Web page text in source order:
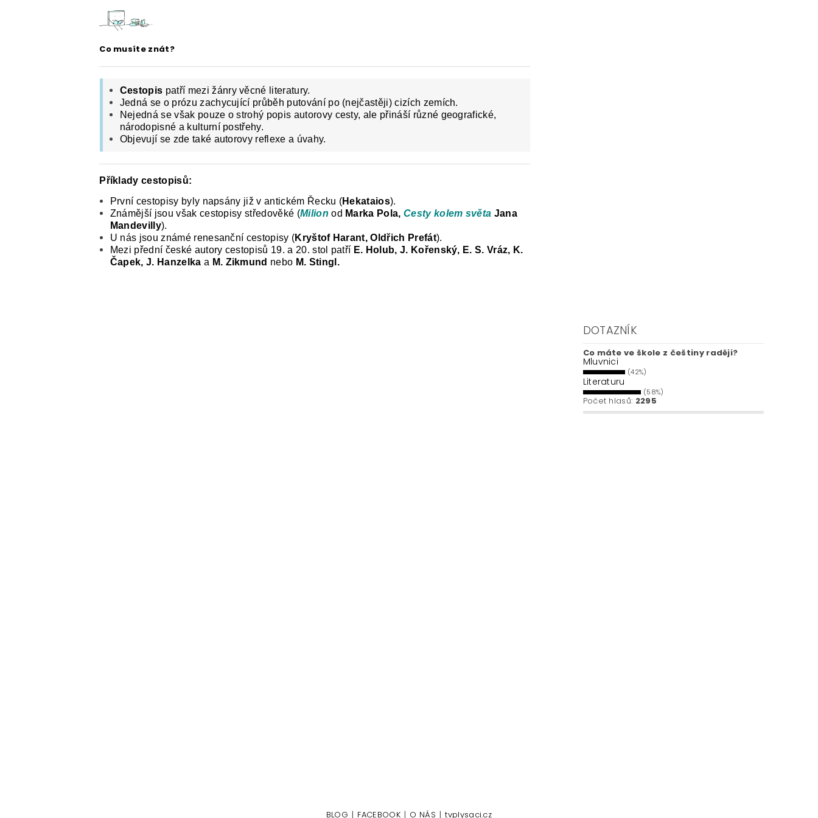
E-SHOP: UČEBNÍ MATERIÁLY K OPAKOVÁNÍ UČIVA ZÁKLADNÍ ŠKOLY
O NAŠICH STRÁNKÁCH
Co musíte znát?
Cestopis patří mezi žánry věcné literatury.
Jedná se o prózu zachycující průběh putování po (nejčastěji) cizích zemích.
Nejedná se však pouze o strohý popis autorovy cesty, ale přináší různé geografické,
národopisné a kulturní postřehy.
Objevují se zde také autorovy reflexe a úvahy.
Příklady cestopisů:
První cestopisy byly napsány již v antickém Řecku (Hekataios).
Známější jsou však cestopisy středověké (Milion od Marka Pola, Cesty kolem světa Jana
Mandevilly).
U nás jsou známé renesanční cestopisy (Kryštof Harant, Oldřich Prefát).
Mezi přední české autory cestopisů 19. a 20. stol patří E. Holub, J. Kořenský, E. S. Vráz, K.
Čapek, J. Hanzelka a M. Zikmund nebo M. Stingl.
DOTAZNÍK
Co máte ve škole z češtiny raději?
Mluvnici
(42%)
Literaturu
(58%)
Počet hlasů: 2295
BLOG FACEBOOK O NÁS tvplysaci.cz